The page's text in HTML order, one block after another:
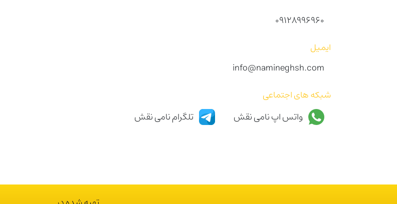
09128996960
ایمیل
info@namineghsh.com
شبکه های اجتماعی
واتس اپ نامی نقش
تلگرام نامی نقش